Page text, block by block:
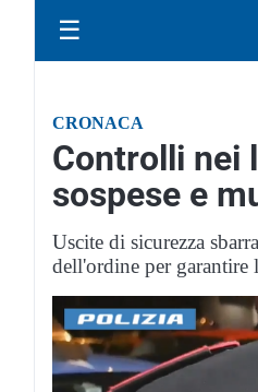
☰
CRONACA
Controlli nei
sospese e
Uscite di sicurezza
dell'ordine per garantire